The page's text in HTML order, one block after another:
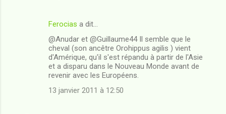
Ferocias a dit…
@Anudar et @Guillaume44 Il semble que le
cheval (son ancêtre Orohippus agilis ) vient
d'Amérique, qu'il s'est répandu à partir de l'Asie
et a disparu dans le Nouveau Monde avant de
revenir avec les Européens.
13 janvier 2011 à 12:50